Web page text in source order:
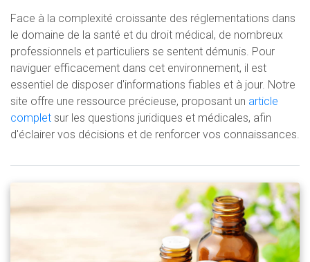
Face à la complexité croissante des réglementations dans
le domaine de la santé et du droit médical, de nombreux
professionnels et particuliers se sentent démunis. Pour
naviguer efficacement dans cet environnement, il est
essentiel de disposer d'informations fiables et à jour. Notre
site offre une ressource précieuse, proposant un article
complet sur les questions juridiques et médicales, afin
d'éclairer vos décisions et de renforcer vos connaissances.